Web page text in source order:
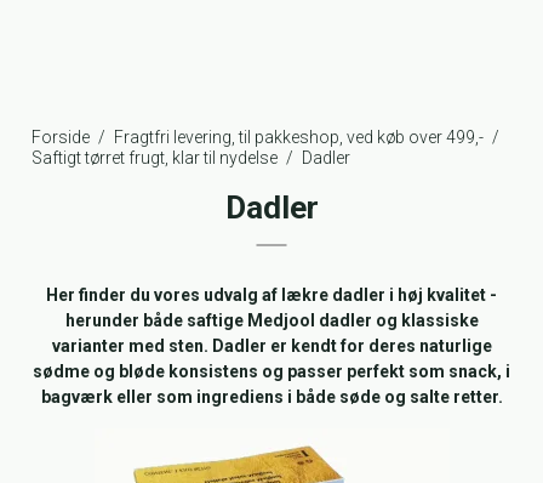
Forside / Fragtfri levering, til pakkeshop, ved køb over 499,- /
Saftigt tørret frugt, klar til nydelse / Dadler
Dadler
Her finder du vores udvalg af lækre dadler i høj kvalitet -
herunder både saftige Medjool dadler og klassiske
varianter med sten. Dadler er kendt for deres naturlige
sødme og bløde konsistens og passer perfekt som snack, i
bagværk eller som ingrediens i både søde og salte retter.